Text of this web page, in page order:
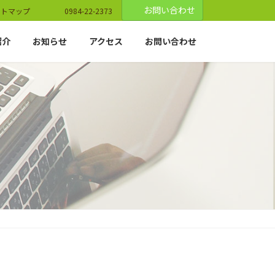
マップ 0984-22-2373 お問い合わせ
お知らせ アクセス お問い合わせ